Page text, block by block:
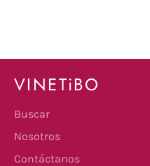
VINETiBO
Buscar
Nosotros
Contáctanos